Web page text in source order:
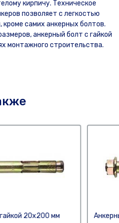
кирпичу. Техническое
позволяет с легкостью
самих анкерных болтов.
анкерный болт с гайкой
монтажного строительства.
20х200 мм